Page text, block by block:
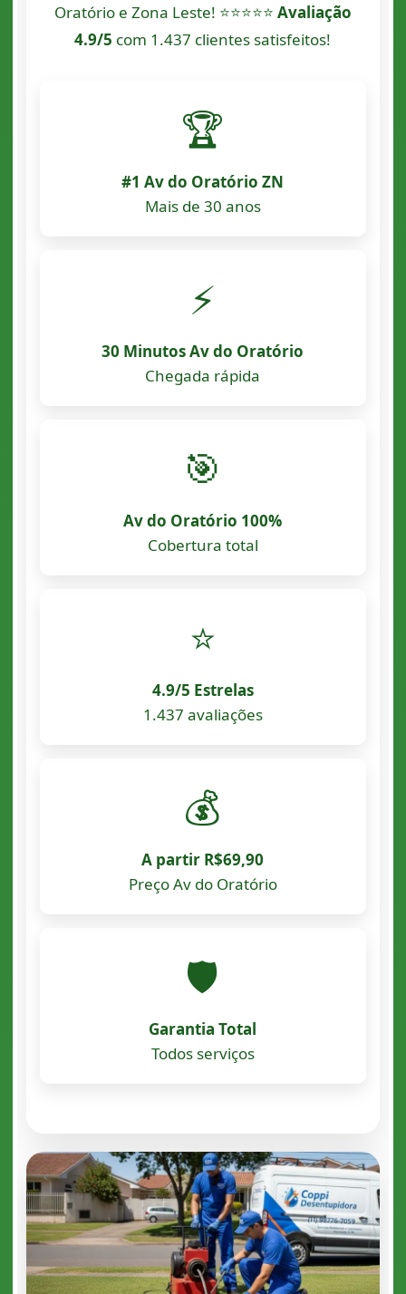
Oratório e Zona Leste! ⭐⭐⭐⭐⭐ Avaliação
4.9/5 com 1.437 clientes satisfeitos!
🏆
#1 Av do Oratório ZN
Mais de 30 anos
⚡
30 Minutos Av do Oratório
Chegada rápida
🎯
Av do Oratório 100%
Cobertura total
⭐
4.9/5 Estrelas
1.437 avaliações
💰
A partir R$69,90
Preço Av do Oratório
🛡️
Garantia Total
Todos serviços